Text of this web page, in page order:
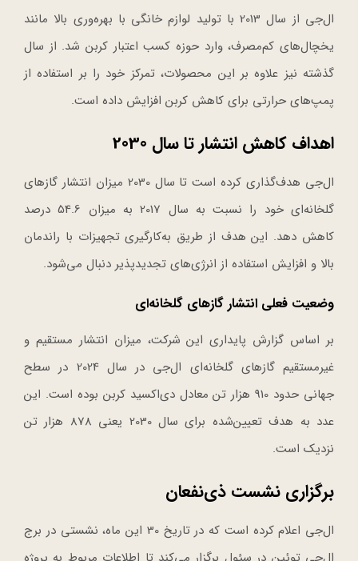
ال‌جی از سال 2013 با تولید لوازم خانگی با بهره‌وری بالا مانند
یخچال‌های کم‌مصرف، وارد حوزه کسب اعتبار کربن شد. از سال
گذشته نیز علاوه بر این محصولات، تمرکز خود را بر استفاده از
پمپ‌های حرارتی برای کاهش کربن افزایش داده است.
اهداف کاهش انتشار تا سال 2030
ال‌جی هدف‌گذاری کرده است تا سال 2030 میزان انتشار گازهای
گلخانه‌ای خود را نسبت به سال 2017 به میزان 54.6 درصد
کاهش دهد. این هدف از طریق به‌کارگیری تجهیزات با راندمان
بالا و افزایش استفاده از انرژی‌های تجدیدپذیر دنبال می‌شود.
وضعیت فعلی انتشار گازهای گلخانه‌ای
بر اساس گزارش پایداری این شرکت، میزان انتشار مستقیم و
غیرمستقیم گازهای گلخانه‌ای ال‌جی در سال 2024 در سطح
جهانی حدود 910 هزار تن معادل دی‌اکسید کربن بوده است. این
عدد به هدف تعیین‌شده برای سال 2030 یعنی 878 هزار تن
نزدیک است.
برگزاری نشست ذی‌نفعان
ال‌جی اعلام کرده است که در تاریخ 30 این ماه، نشستی در برج